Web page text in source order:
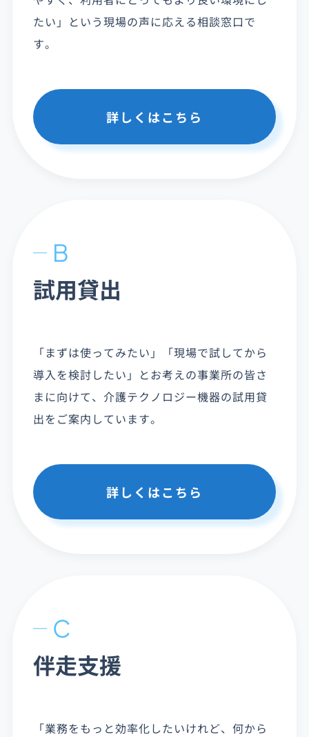
たい」という現場の声に応える相談窓口で
す。
詳しくはこちら
B
試用貸出
「まずは使ってみたい」「現場で試してから
導入を検討したい」とお考えの事業所の皆さ
まに向けて、介護テクノロジー機器の試用貸
出をご案内しています。
詳しくはこちら
C
伴走支援
「業務をもっと効率化したいけれど、何から